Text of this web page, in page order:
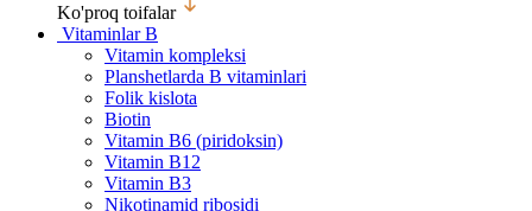
Ko'proq toifalar
Vitaminlar B
Vitamin kompleksi
Planshetlarda B vitaminlari
Folik kislota
Biotin
Vitamin B6 (piridoksin)
Vitamin B12
Vitamin B3
Nikotinamid ribosidi